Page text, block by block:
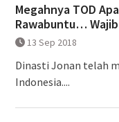
Megahnya TOD
Rawabuntu…
13 Sep 2018
Dinasti Jonan telah
Indonesia....